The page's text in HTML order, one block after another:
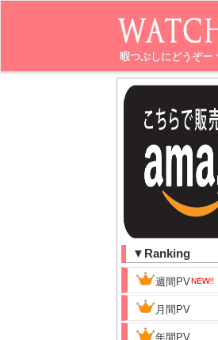
暇つぶしにどうぞー
▼Ranking
週間PV
月間PV
年間PV